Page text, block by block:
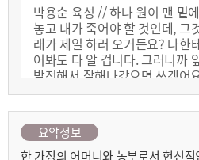
박용순 육성 // 하나 원이 맨 밑
놓고 내가 죽어야 할 것인데, 그
래가 제일 하러 오거든요? 나한
어봐도 다 알 겁니다. 그러니까
발전해서 잘해나갔으면 쓰겠어
과 뜻만 맞으면 모든 것이 잘할
나레이션 // 다큐드라마 문화가
강강술래, ‘박용순’.
요약정보
한 가정의 어머니와 농부로서 헌신